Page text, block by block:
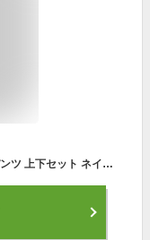
YONEX(ヨネックス) テニス ゲームシャツ＋パンツ 上下セット ネイビーブルー 10152-15048-019 (SS)